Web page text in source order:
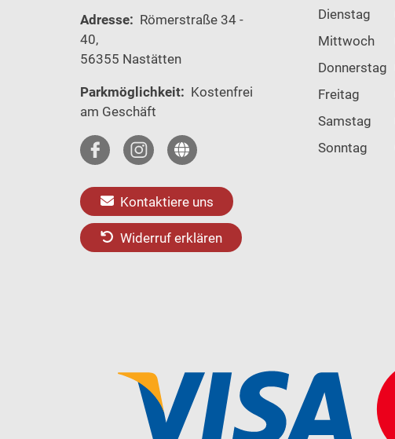
Adresse: Römerstraße 34 -
40,
56355 Nastätten
Parkmöglichkeit: Kostenfrei
am Geschäft
Kontaktiere uns
Widerruf erklären
Dienstag
Mittwoch
Donnerstag
Freitag
Samstag
Sonntag